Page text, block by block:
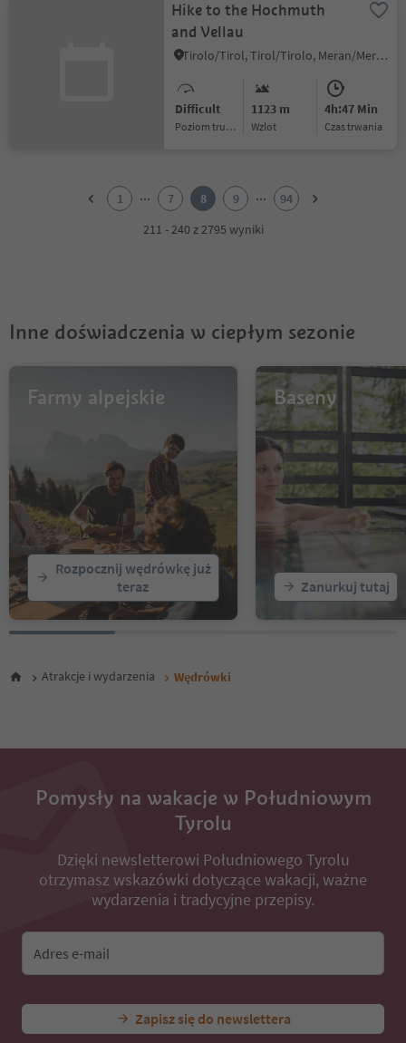
Hike to the Hochmuth
and Vellau
Tirolo/Tirol, Tirol/Tirolo, Meran/Merano and environs
Difficult
Poziom trudności
1123 m
Wzlot
4h:47 Min
czas trwania
10
12
17
18
19
21
22
23
24
25
26
29
33
43
45
47
1 ... 7 8 9 ...
94
211 - 240 z 2795 wyniki
Inne doświadczenia w ciepłym sezonie
Farmy alpejskie
Rozpocznij wędrówkę już
teraz
Baseny
Zanurkuj tutaj
Atrakcje i wydarzenia Wędrówki
Pomysły na wakacje w Południowym
Tyrolu
Dzięki newsletterowi Południowego Tyrolu
otrzymasz wskazówki dotyczące wakacji, ważne
wydarzenia i tradycyjne przepisy.
Adres e-mail
Zapisz się do newslettera